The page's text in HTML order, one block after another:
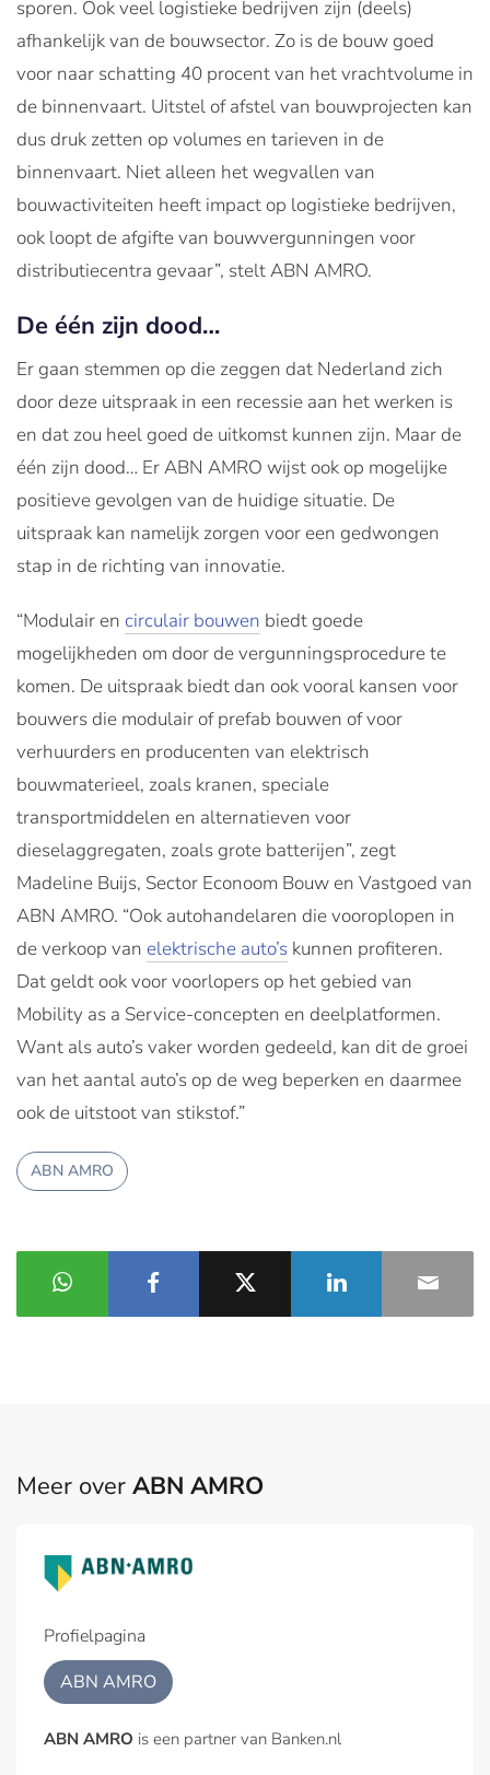
sporen. Ook veel logistieke bedrijven zijn (deels)
afhankelijk van de bouwsector. Zo is de bouw goed
voor naar schatting 40 procent van het vrachtvolume in
de binnenvaart. Uitstel of afstel van bouwprojecten kan
dus druk zetten op volumes en tarieven in de
binnenvaart. Niet alleen het wegvallen van
bouwactiviteiten heeft impact op logistieke bedrijven,
ook loopt de afgifte van bouwvergunningen voor
distributiecentra gevaar”, stelt ABN AMRO.
De één zijn dood…
Er gaan stemmen op die zeggen dat Nederland zich
door deze uitspraak in een recessie aan het werken is
en dat zou heel goed de uitkomst kunnen zijn. Maar de
één zijn dood… Er ABN AMRO wijst ook op mogelijke
positieve gevolgen van de huidige situatie. De
uitspraak kan namelijk zorgen voor een gedwongen
stap in de richting van innovatie.
“Modulair en circulair bouwen biedt goede
mogelijkheden om door de vergunningsprocedure te
komen. De uitspraak biedt dan ook vooral kansen voor
bouwers die modulair of prefab bouwen of voor
verhuurders en producenten van elektrisch
bouwmaterieel, zoals kranen, speciale
transportmiddelen en alternatieven voor
dieselaggregaten, zoals grote batterijen”, zegt
Madeline Buijs, Sector Econoom Bouw en Vastgoed van
ABN AMRO. “Ook autohandelaren die vooroplopen in
de verkoop van elektrische auto’s kunnen profiteren.
Dat geldt ook voor voorlopers op het gebied van
Mobility as a Service-concepten en deelplatformen.
Want als auto’s vaker worden gedeeld, kan dit de groei
van het aantal auto’s op de weg beperken en daarmee
ook de uitstoot van stikstof.”
ABN AMRO
Meer over ABN AMRO
Profielpagina
ABN AMRO
ABN AMRO is een partner van Banken.nl